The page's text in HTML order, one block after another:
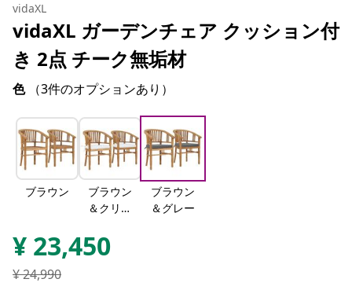
vidaXL
vidaXL ガーデンチェア クッション付
き 2点 チーク無垢材
色 （3件のオプションあり）
ブラウン
ブラウン
＆クリー
ブラウン
＆グレー
¥ 23,450
¥24,990